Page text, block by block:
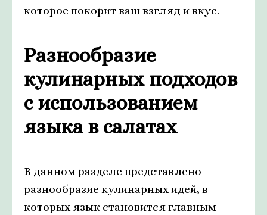
которое покорит ваш взгляд и вкус.
Разнообразие
кулинарных подходов
с использованием
языка в салатах
В данном разделе представлено
разнообразие кулинарных идей, в
которых язык становится главным